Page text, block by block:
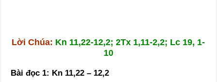
Lời Chúa: Kn 11,22-12,2; 2Tx 1,11-2,2; Lc 19, 1-
10
Bài đọc 1: Kn 11,22 – 12,2